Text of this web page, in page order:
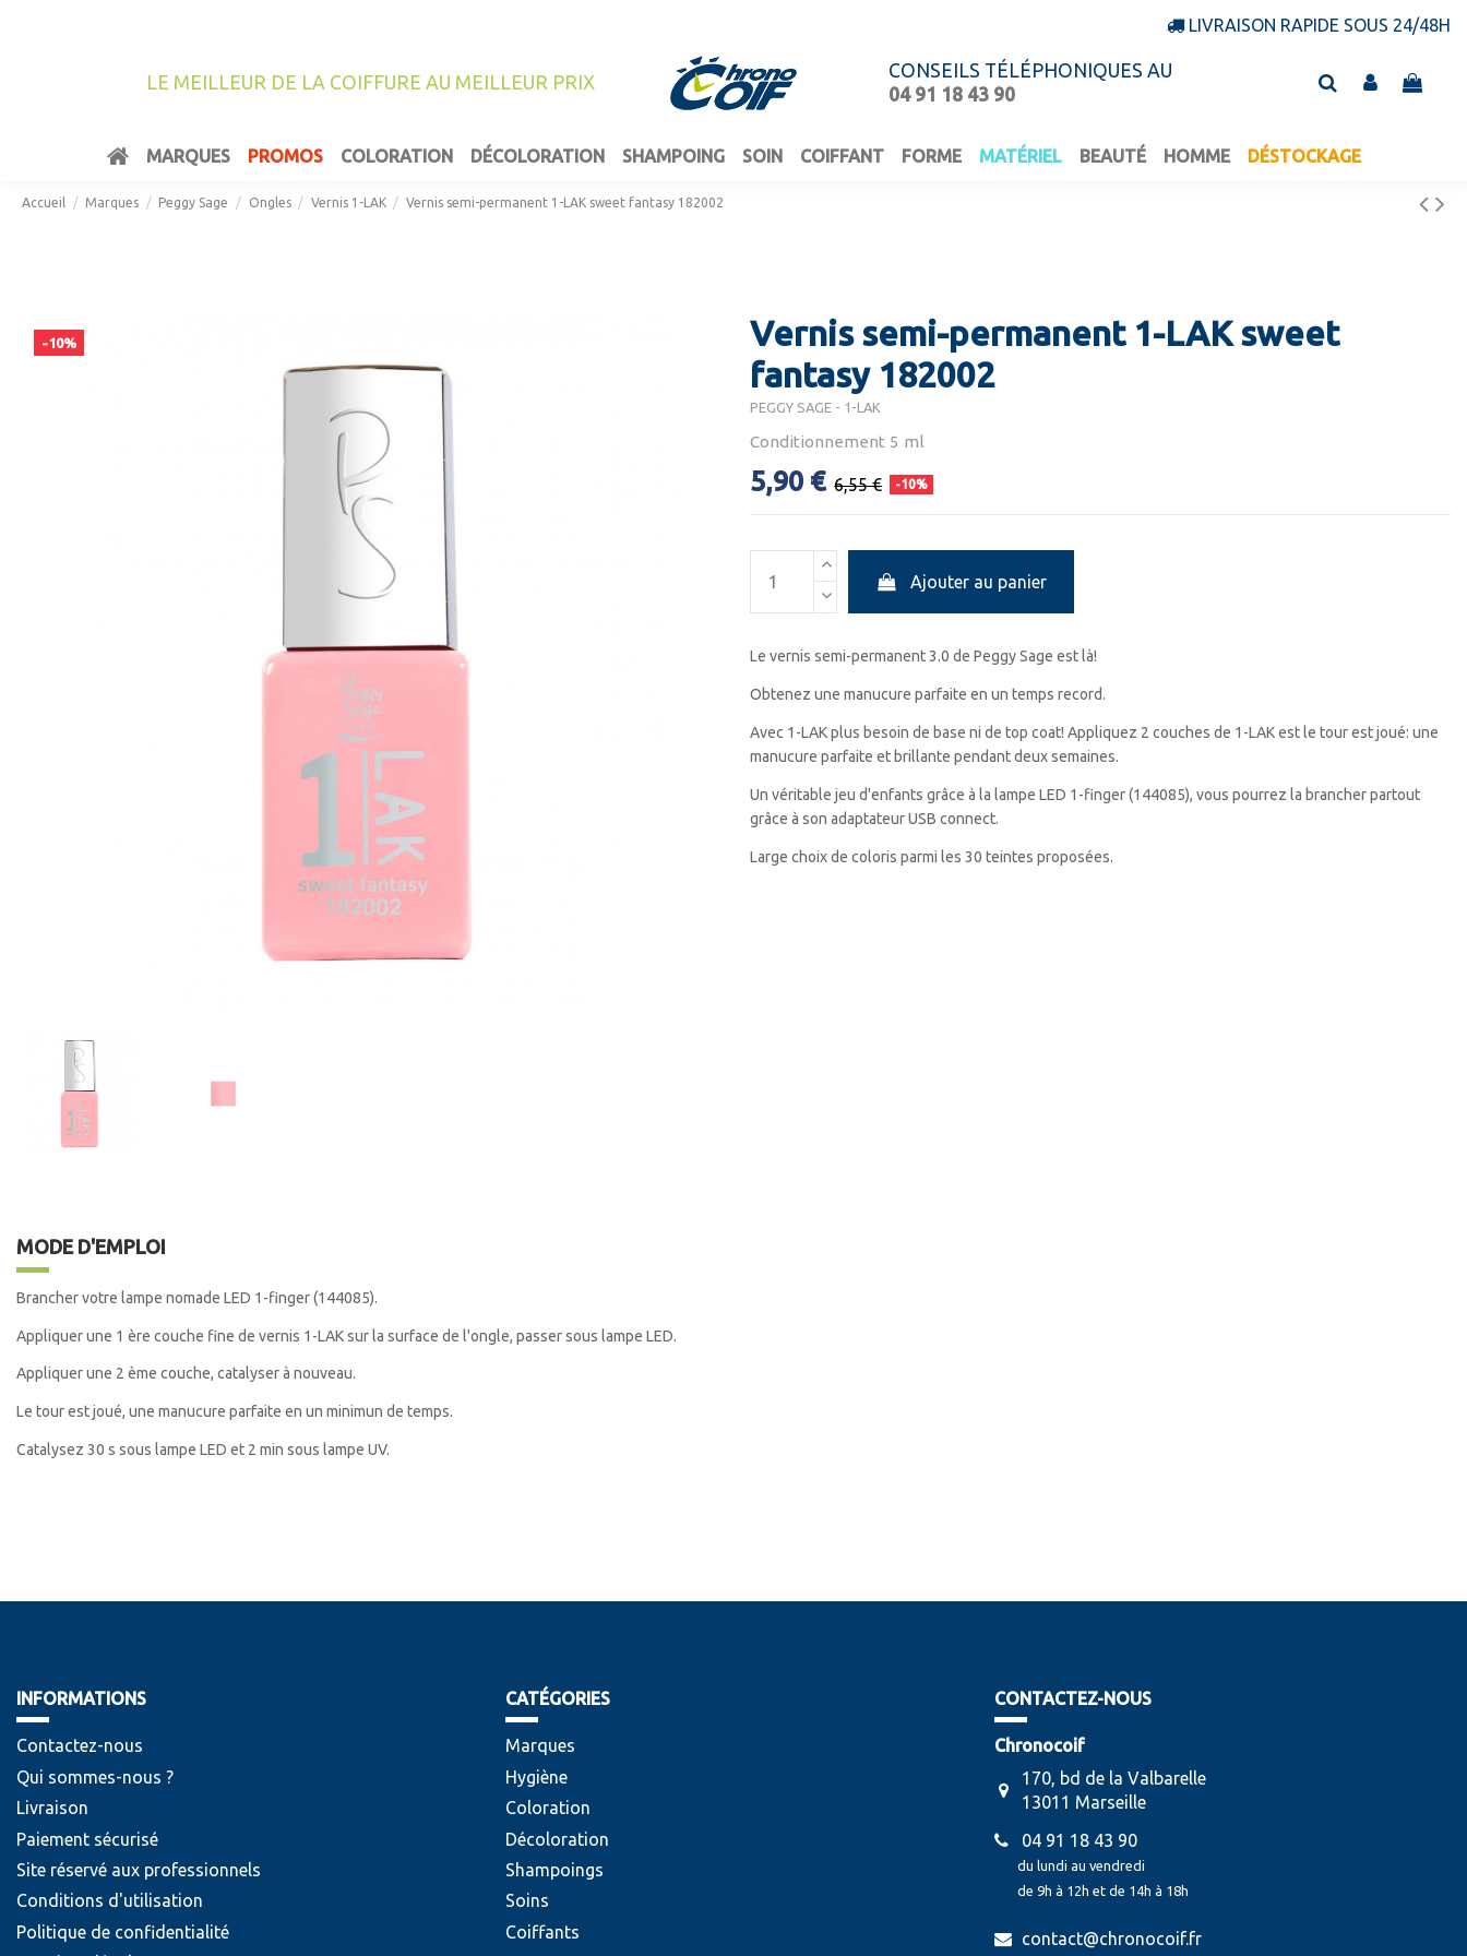
LIVRAISON RAPIDE SOUS 24/48H
LE MEILLEUR DE LA COIFFURE AU MEILLEUR PRIX
CONSEILS TÉLÉPHONIQUES AU
04 91 18 43 90
MARQUES PROMOS COLORATION DÉCOLORATION SHAMPOING SOIN COIFFANT FORME MATÉRIEL BEAUTÉ HOMME DÉSTOCKAGE
Accueil Marques Peggy Sage Ongles Vernis 1-LAK Vernis semi-permanent 1-LAK sweet fantasy 182002
-10%
Vernis semi-permanent 1-LAK sweet
fantasy 182002
PEGGY SAGE - 1-LAK
Conditionnement 5 ml
5,90 € 6,55 € -10%
Ajouter au panier
Le vernis semi-permanent 3.0 de Peggy Sage est là!
Obtenez une manucure parfaite en un temps record.
Avec 1-LAK plus besoin de base ni de top coat! Appliquez 2 couches de 1-LAK est le tour est joué: une
manucure parfaite et brillante pendant deux semaines.
Un véritable jeu d'enfants grâce à la lampe LED 1-finger (144085), vous pourrez la brancher partout
grâce à son adaptateur USB connect.
Large choix de coloris parmi les 30 teintes proposées.
MODE D'EMPLOI
Brancher votre lampe nomade LED 1-finger (144085).
Appliquer une 1 ère couche fine de vernis 1-LAK sur la surface de l'ongle, passer sous lampe LED.
Appliquer une 2 ème couche, catalyser à nouveau.
Le tour est joué, une manucure parfaite en un minimun de temps.
Catalysez 30 s sous lampe LED et 2 min sous lampe UV.
INFORMATIONS
Contactez-nous
Qui sommes-nous ?
Livraison
Paiement sécurisé
Site réservé aux professionnels
Conditions d'utilisation
Politique de confidentialité
CATÉGORIES
Marques
Hygiène
Coloration
Décoloration
Shampoings
Soins
Coiffants
CONTACTEZ-NOUS
Chronocoif
170, bd de la Valbarelle
13011 Marseille
04 91 18 43 90
du lundi au vendredi
de 9h à 12h et de 14h à 18h
contact@chronocoif.fr